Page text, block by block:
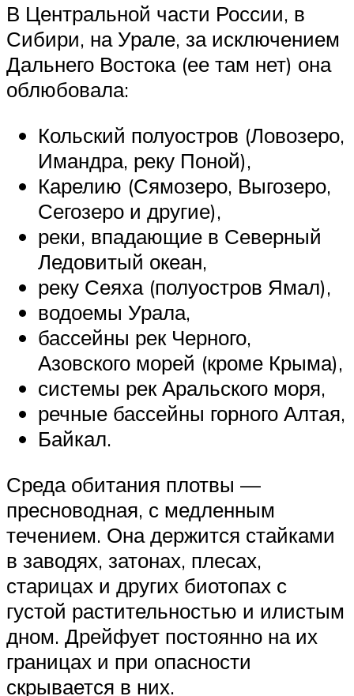
В Центральной части России, в
Сибири, на Урале, за исключением
Дальнего Востока (ее там нет) она
облюбовала:
Кольский полуостров (Ловозеро,
Имандра, реку Поной),
Карелию (Сямозеро, Выгозеро,
Сегозеро и другие),
реки, впадающие в Северный
Ледовитый океан,
реку Сеяха (полуостров Ямал),
водоемы Урала,
бассейны рек Черного,
Азовского морей (кроме Крыма),
системы рек Аральского моря,
речные бассейны горного Алтая,
Байкал.
Среда обитания плотвы —
пресноводная, с медленным
течением. Она держится стайками
в заводях, затонах, плесах,
старицах и других биотопах с
густой растительностью и илистым
дном. Дрейфует постоянно на их
границах и при опасности
скрывается в них.